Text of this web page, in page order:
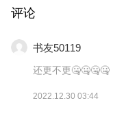
评论
书友50119
还更不更🤐🤐🤐🤐
2022.12.30 03:44